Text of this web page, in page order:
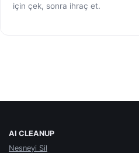
için çek, sonra ihraç et.
AI CLEANUP
Nesneyi Sil